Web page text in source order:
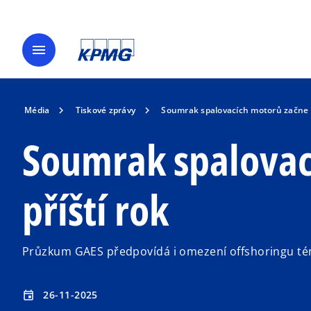
menu
Média Tiskové zprávy Soumrak spalovacích motorů
Soumrak
příští rok
Průzkum GAES předpovídá i omezení offshoringu
event 26-11-2025